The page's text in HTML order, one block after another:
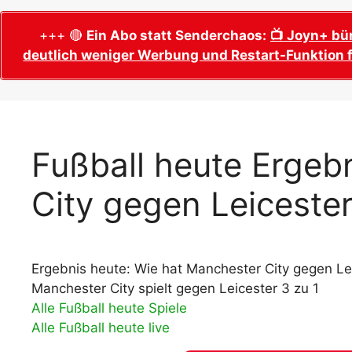
Wer wird Fußball-Weltmeister 2026?
Alle WM 2026 Trainer
Adidas Trionda: offizielle WM 2026
Spielball
Alle Nationalspieler der FIFA Fußball WM
WM 2026 Qualifikation in Europa: Tabelle
& Spielplan
WM 2026
Termine,
WM 2026
WM 2026
Spielort
Fußball WM
Ausfüllen &
+++ 🔴 Ein Abo statt Senderchaos: 📺 Joyn+
deutlich weniger Werbung und Restart-
Fußball heute
City gegen
Ergebnis heute: Wie hat Manchester City gegen
Manchester City spielt gegen Leicester 3 zu 1
Alle Fußball heute Spiele
Alle Fußball heute live